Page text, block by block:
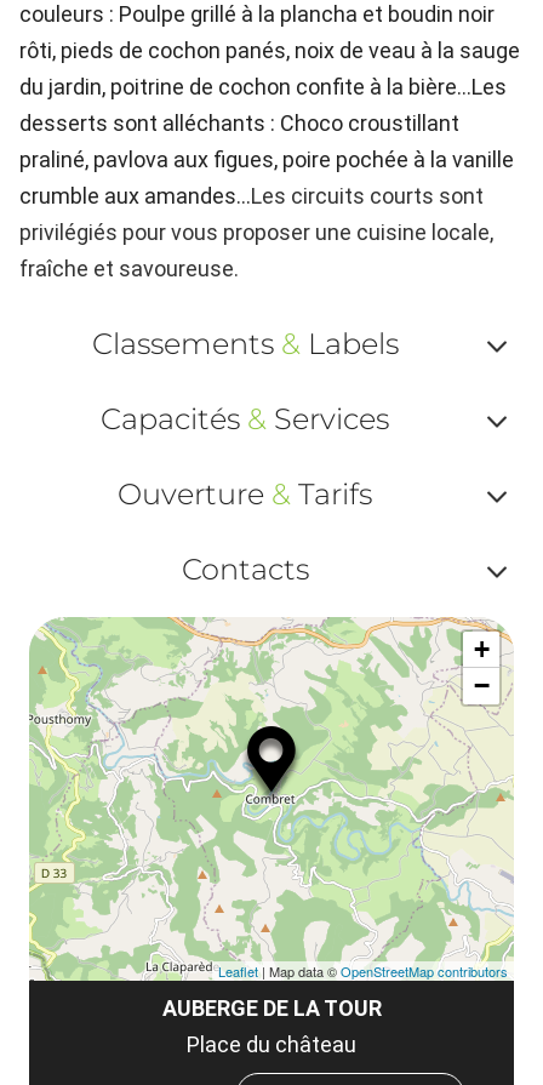
couleurs : Poulpe grillé à la plancha et boudin noir
rôti, pieds de cochon panés, noix de veau à la sauge
du jardin, poitrine de cochon confite à la bière...Les
desserts sont alléchants : Choco croustillant
praliné, pavlova aux figues, poire pochée à la vanille
crumble aux amandes...Les circuits courts sont
privilégiés pour vous proposer une cuisine locale,
fraîche et savoureuse.
Classements &Labels
ou
Capacités & Services
ou
Ouverture & Tarifs
ou
et
Contacts
ou
AUBERGE DE LA TOUR
Place du château
+
−
Leaflet | Map data ©OpenStreetMap contributors